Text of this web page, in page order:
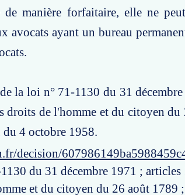
de manière forfaitaire, elle ne
avocats ayant un bureau
la loi n° 71-1130 du 31
droits de l'homme et du citoyen
4 octobre 1958.
decision/
du 31 décembre 1971 ; articles
et du citoyen du 26 août 1789